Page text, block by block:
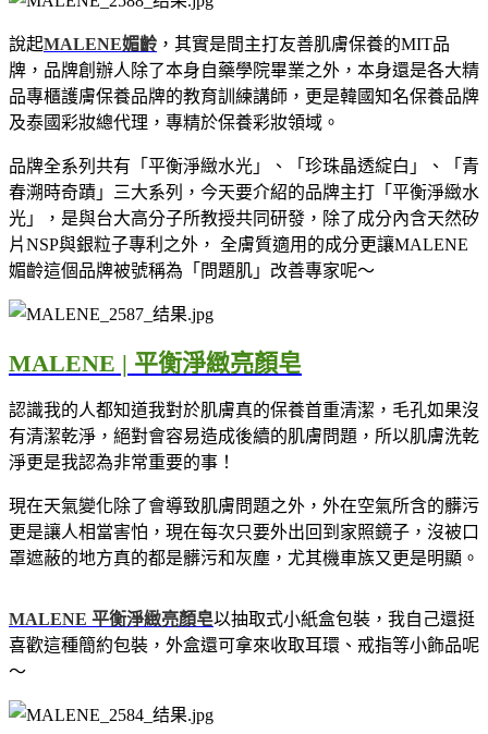
說起MALENE媚齡 ，其實是間主打友善肌膚保養的MIT品
牌，品牌創辦人除了本身自藥學院畢業之外，本身還是各大精
品專櫃護膚保養品牌的教育訓練講師，更是韓國知名保養品牌
及泰國彩妝總代理，專精於保養彩妝領域。
品牌全系列共有「平衡淨緻水光」、「珍珠晶透綻白」、「青
春溯時奇蹟」三大系列，今天要介紹的品牌主打「平衡淨緻水
光」，是與台大高分子所教授共同研發，除了成分內含天然矽
片NSP與銀粒子專利之外， 全膚質適用的成分更讓MALENE
媚齡這個品牌被號稱為「問題肌」改善專家呢～
MALENE | 平衡淨緻亮顏皂
認識我的人都知道我對於肌膚真的保養首重清潔，毛孔如果沒
有清潔乾淨，絕對會容易造成後續的肌膚問題，所以肌膚洗乾
淨更是我認為非常重要的事！
現在天氣變化除了會導致肌膚問題之外，外在空氣所含的髒污
更是讓人相當害怕，現在每次只要外出回到家照鏡子，沒被口
罩遮蔽的地方真的都是髒污和灰塵，尤其機車族又更是明顯。
MALENE 平衡淨緻亮顏皂以抽取式小紙盒包裝，我自己還挺
喜歡這種簡約包裝，外盒還可拿來收取耳環、戒指等小飾品呢
～